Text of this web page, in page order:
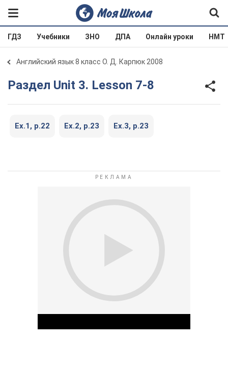
ГДЗ Учебники ЗНО ДПА Онлайн уроки НМТ
Английский язык 8 класс О. Д. Карпюк 2008
Раздел Unit 3. Lesson 7-8
Ex.1, p.22 Ex.2, p.23 Ex.3, p.23